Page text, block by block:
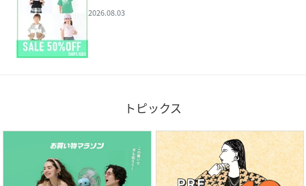
2026.08.03
トピックス